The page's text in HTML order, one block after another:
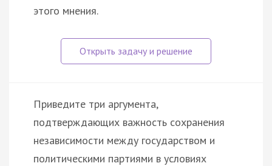
этого мнения.
Приведите три аргумента,
подтверждающих важность сохранения
независимости между государством и
политическими партиями в условиях